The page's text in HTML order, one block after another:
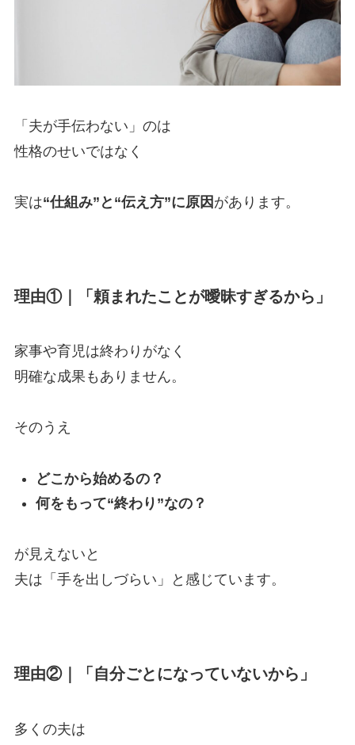
「夫が手伝わない」のは
性格のせいではなく
実は“仕組み”と“伝え方”に原因 があります。
理由①｜「頼まれたことが曖昧すぎるから」
家事や育児は終わりがなく
明確な成果もありません。
そのうえ
どこから始めるの？
何をもって“終わり”なの？
が見えないと
夫は「手を出しづらい」と感じています。
理由②｜「自分ごとになっていないから」
多くの夫は